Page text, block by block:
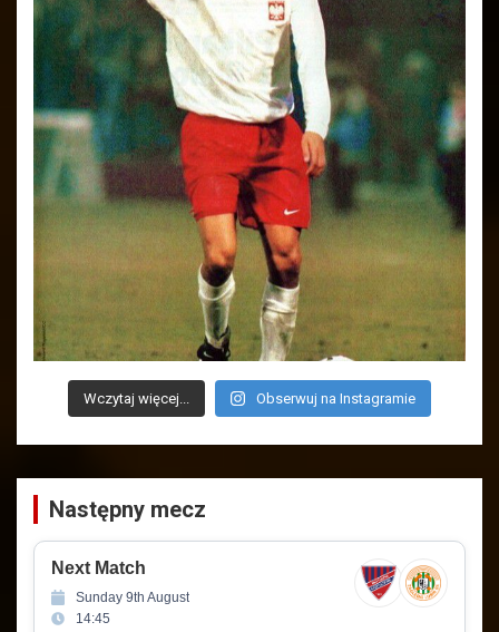
Wczytaj więcej... Obserwuj na Instagramie
Następny mecz
Next Match
Sunday 9th August
14:45